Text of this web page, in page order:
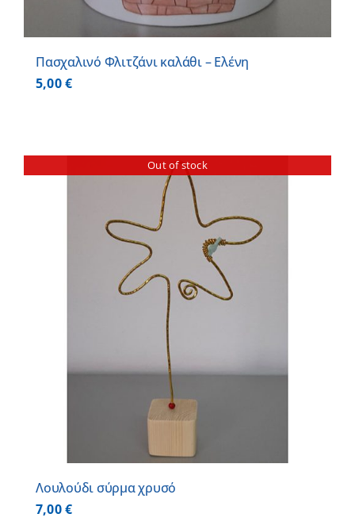
Πασχαλινό Φλιτζάνι καλάθι – Ελένη
5,00€
Out of stock
Λουλούδι σύρμα χρυσό
7,00€